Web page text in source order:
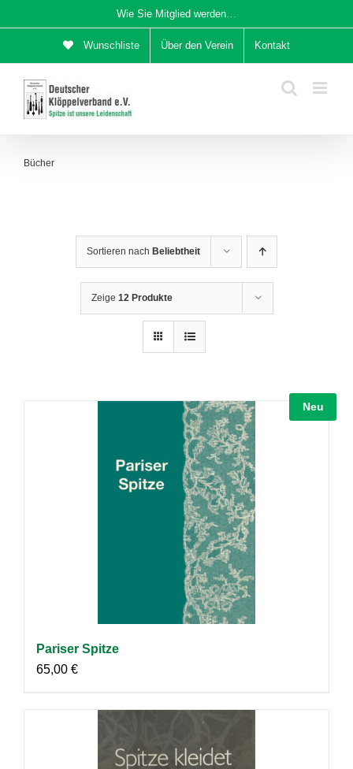
Inhalt
Wie Sie Mitglied werden…
Wunschliste Über den Verein Kontakt
Bücher
Sortieren nach Beliebtheit
Zeige 12 Produkte
Neu
Pariser Spitze
65,00 €